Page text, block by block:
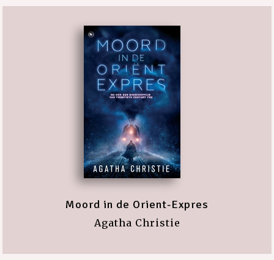
Moord in de Orient-Expres
Agatha Christie